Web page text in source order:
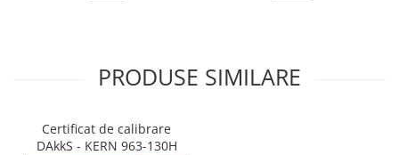
PRODUSE SIMILARE
Certificat de calibrare
DAkkS - KERN 963-130H